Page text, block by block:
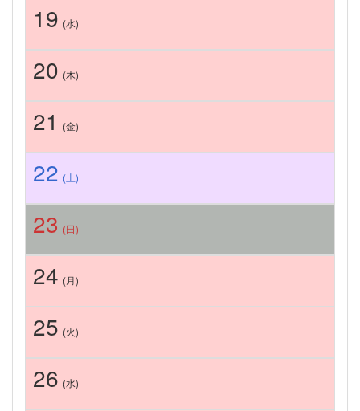
19 (水)
20 (木)
21 (金)
22 (土)
23 (日)
24 (月)
25 (火)
26 (水)